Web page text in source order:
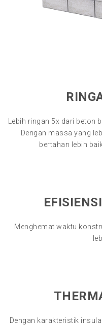
Lebih ringan 5x dari beton
Dengan massa yang
bertahan lebih
Menghemat waktu
Dengan karakteristik